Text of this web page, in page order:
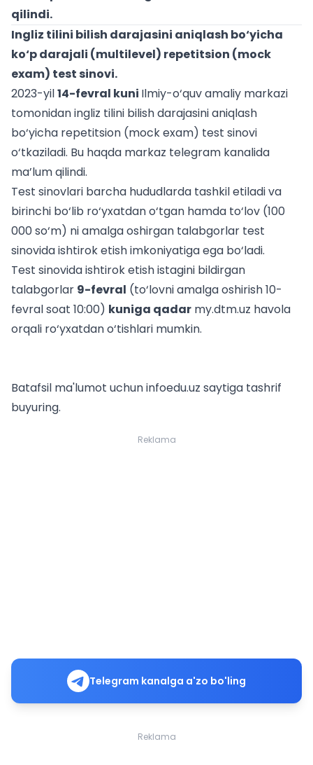
qilindi.
Ingliz tilini bilish darajasini aniqlash bo‘yicha
ko‘p darajali (multilevel) repetitsion (mock
exam) test sinovi.
2023-yil14-fevral kuni Ilmiy-o‘quv amaliy markazi
tomonidan ingliz tilini bilish darajasini aniqlash
bo‘yicha repetitsion (mock exam) test sinovi
o‘tkaziladi. Bu haqda markaz telegram kanalida
ma’lum qilindi.
Test sinovlari barcha hududlarda tashkil etiladi va
birinchi bo‘lib ro‘yxatdan o‘tgan hamda to‘lov (100
000 so‘m) ni amalga oshirgan talabgorlar test
sinovida ishtirok etish imkoniyatiga ega bo‘ladi.
Test sinovida ishtirok etish istagini bildirgan
talabgorlar 9-fevral (to‘lovni amalga oshirish 10-
fevral soat 10:00) kuniga qadar my.dtm.uz havola
orqali ro‘yxatdan o‘tishlari mumkin.
Batafsil ma'lumot uchun infoedu.uz saytiga tashrif
buyuring.
Reklama
Telegram kanalga a'zo bo'ling
Reklama